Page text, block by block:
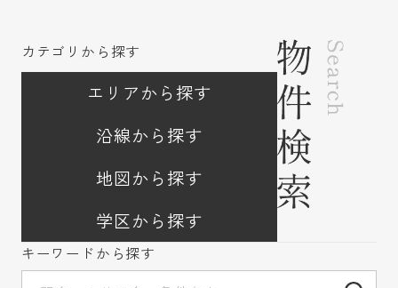
３９まで☆
- - - - - - - - - -
伏見区の不動産のことならハウスプロジェクト
伏見区を中心に、京都市・宇治市・城陽市、亀岡
市、南丹市、また滋賀県など周辺の幅広いエリア
不動産の購入・売却・賃貸・賃貸管理・リフォ
として、
新築戸建や中古戸建や中古マンションの購入・
能です。
１０年以上のキャリアがある地域の物件情報に詳
カテゴリから探す
エリアから探す
沿線から探す
地図から探す
学区から探す
キーワードから探す